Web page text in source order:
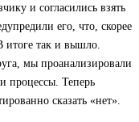
и согласились взять
его, что, скорее
итоге так и вышло.
мы проанализировали
процессы. Теперь
сказать «нет».